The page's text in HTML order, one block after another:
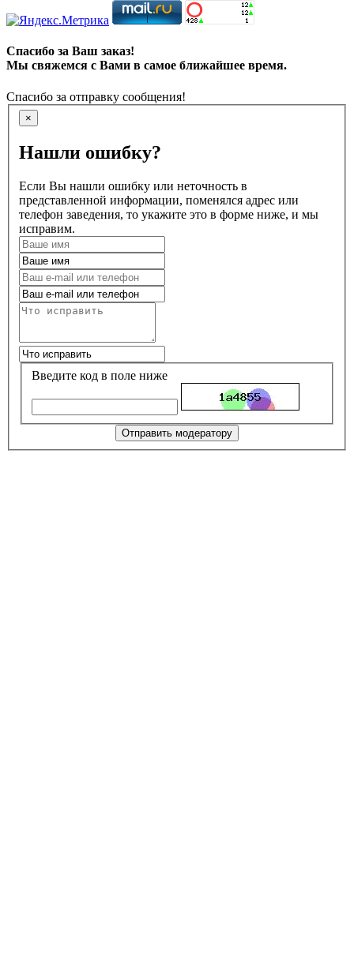
Спасибо за Ваш заказ!
Мы свяжемся с Вами в самое ближайшее время.
Спасибо за отправку сообщения!
×
Нашли ошибку?
Если Вы нашли ошибку или неточность в
представленной информации, поменялся адрес или
телефон заведения, то укажите это в форме ниже, и мы
исправим.
Введите код в поле ниже
Отправить модератору